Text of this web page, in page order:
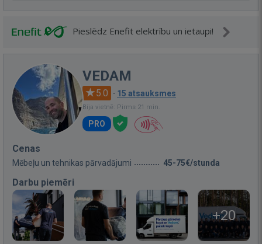
Pieslēdz Enefit elektrību un ietaupi!
VEDAM
5.0 · 15 atsauksmes
Bija vietnē: Pirms 21 min.
PRO
Cenas
Mēbeļu un tehnikas pārvadājumi 45-75€/stunda
Darbu piemēri
+20